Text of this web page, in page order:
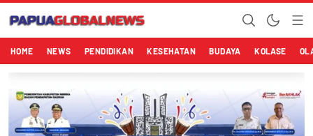
Papuaglobalnews.com
Menulis Fakta dengan Hati Bening
HOME NEWS PENDIDIKAN KESEHATAN BUDAYA KOLASE